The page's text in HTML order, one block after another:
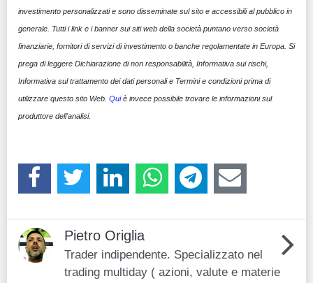
investimento personalizzati e sono disseminate sul sito e accessibili al pubblico in
generale. Tutti i link e i banner sui siti web della società puntano verso società
finanziarie, fornitori di servizi di investimento o banche regolamentate in Europa. Si
prega di leggere Dichiarazione di non responsabilità, Informativa sui rischi,
Informativa sul trattamento dei dati personali e Termini e condizioni prima di
utilizzare questo sito Web. Quiè invece possibile trovare le informazioni sul
produttore dell'analisi.
Pietro Origlia
Trader indipendente. Specializzato nel
trading multiday ( azioni, valute e materie